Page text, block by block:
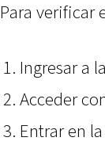
Para verificar
Ingresar a
Acceder
Entrar en